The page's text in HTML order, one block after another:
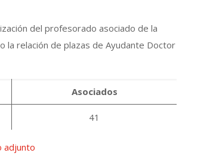
del profesorado asociado de la
la relación de plazas de Ayudante Doctor
Asociados
41
adjunto